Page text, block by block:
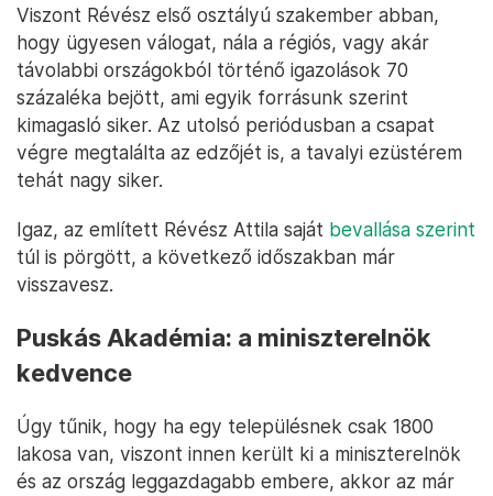
Viszont Révész első osztályú szakember abban,
hogy ügyesen válogat, nála a régiós, vagy akár
távolabbi országokból történő igazolások 70
százaléka bejött, ami egyik forrásunk szerint
kimagasló siker. Az utolsó periódusban a csapat
végre megtalálta az edzőjét is, a tavalyi ezüstérem
tehát nagy siker.
Igaz, az említett Révész Attila saját bevallása szerint
túl is pörgött, a következő időszakban már
visszavesz.
Puskás Akadémia: a miniszterelnök
kedvence
Úgy tűnik, hogy ha egy településnek csak 1800
lakosa van, viszont innen került ki a miniszterelnök
és az ország leggazdagabb embere, akkor az már